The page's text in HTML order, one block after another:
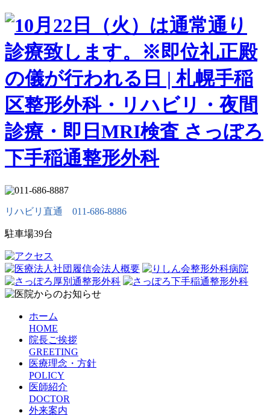
リハビリ直通 011-686-8886
駐車場39台
ホーム
HOME
院長ご挨拶
GREETING
医療理念・方針
POLICY
医師紹介
DOCTOR
外来案内